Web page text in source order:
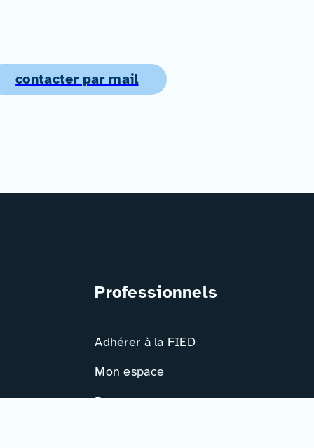
contacter par mail
Professionnels
Adhérer à la FIED
Mon espace
Ressources